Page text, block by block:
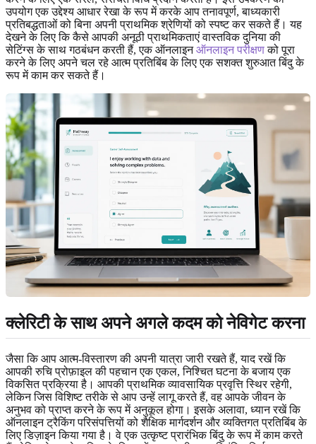
उपयोग एक उद्देश्य आधार रेखा के रूप में करके आप तनावपूर्ण, बाध्यकारी
प्रतिबद्धताओं को बिना अपनी प्राथमिक श्रेणियों को स्पष्ट कर सकते हैं। यह
देखने के लिए कि कैसे आपकी अनूठी प्राथमिकताएं वास्तविक दुनिया की
सेटिंग्स के साथ गठबंधन करती हैं, एक ऑनलाइनऑनलाइन परीक्षणको पूरा
करने के लिए अपने चल रहे आत्म प्रतिबिंब के लिए एक सशक्त शुरुआत बिंदु के
रूप में काम कर सकते हैं।
क्लेरिटी के साथ अपने अगले कदम को नेविगेट करना
जैसा कि आप आत्म-विस्तारण की अपनी यात्रा जारी रखते हैं, याद रखें कि
आपकी रुचि प्रोफ़ाइल की पहचान एक एकल, निश्चित घटना के बजाय एक
विकसित प्रक्रिया है। आपकी प्राथमिक व्यावसायिक प्रवृत्ति स्थिर रहेगी,
लेकिन जिस विशिष्ट तरीके से आप उन्हें लागू करते हैं, वह आपके जीवन के
अनुभव को प्राप्त करने के रूप में अनुकूल होगा। इसके अलावा, ध्यान रखें कि
ऑनलाइन ट्रैकिंग परिसंपत्तियों को शैक्षिक मार्गदर्शन और व्यक्तिगत प्रतिबिंब के
लिए डिज़ाइन किया गया है। वे एक उत्कृष्ट प्रारंभिक बिंदु के रूप में काम करते